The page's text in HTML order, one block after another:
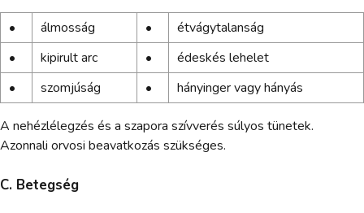
• álmosság •
étvágytalanság
•
kipirult arc •
édeskés lehelet
•
szomjúság • hányinger vagy hányás
A nehézlélegzés és a szapora szívverés súlyos tünetek.
Azonnali orvosi beavatkozás szükséges.
C. Betegség